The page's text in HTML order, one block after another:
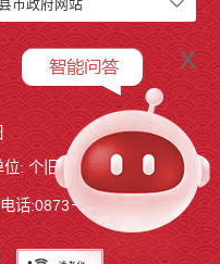
市政府网站
位: 个旧市人民政府办公室
话:0873－2123215
x